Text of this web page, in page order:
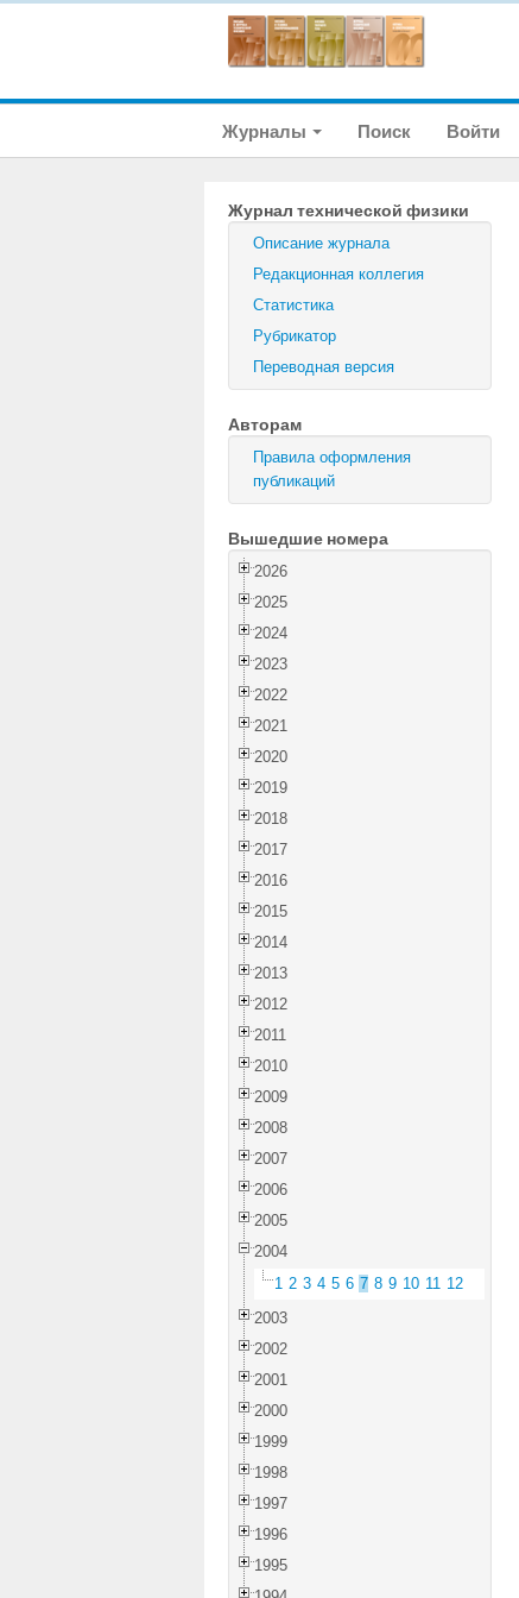
Журналы Поиск Войти
Журнал технической физики
Описание журнала
Редакционная коллегия
Статистика
Рубрикатор
Переводная версия
Авторам
Правила оформления
публикаций
Вышедшие номера
2026
2025
2024
2023
2022
2021
2020
2019
2018
2017
2016
2015
2014
2013
2012
2011
2010
2009
2008
2007
2006
2005
2004
1 2 3 4 5 6 7 8 9 10 11 12
2003
2002
2001
2000
1999
1998
1997
1996
1995